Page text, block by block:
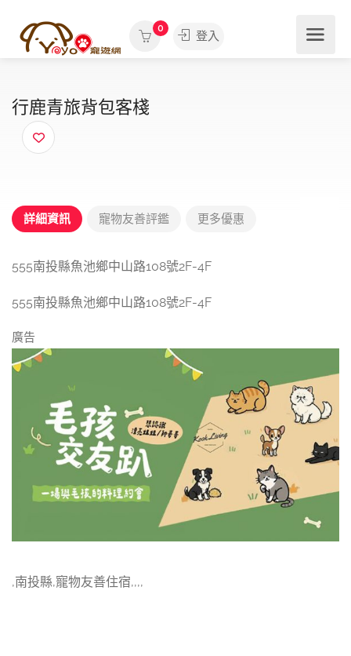
0
登入
行鹿青旅背包客棧
詳細資訊 寵物友善評鑑 更多優惠
555南投縣魚池鄉中山路108號2F-4F
555南投縣魚池鄉中山路108號2F-4F
廣告
,南投縣,寵物友善住宿,,,,